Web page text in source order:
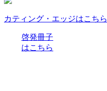
カティング・エッジはこちら
啓発冊子
はこちら